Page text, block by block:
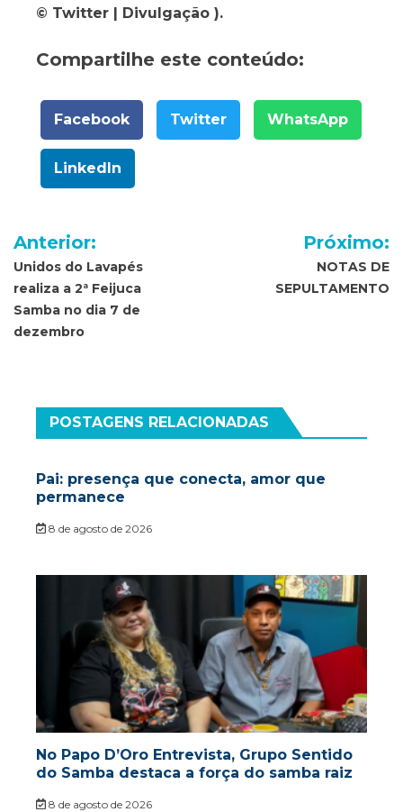
© Twitter | Divulgação ).
Compartilhe este conteúdo:
Facebook Twitter WhatsApp
LinkedIn
Navegação
de
Post
Anterior:
Unidos do Lavapés
realiza a 2ª Feijuca
Samba no dia 7 de
dezembro
Próximo:
NOTAS DE
SEPULTAMENTO
POSTAGENS RELACIONADAS
Pai: presença que conecta, amor que
permanece
8 de agosto de 2026
No Papo D’Oro Entrevista, Grupo Sentido
do Samba destaca a força do samba raiz
8 de agosto de 2026